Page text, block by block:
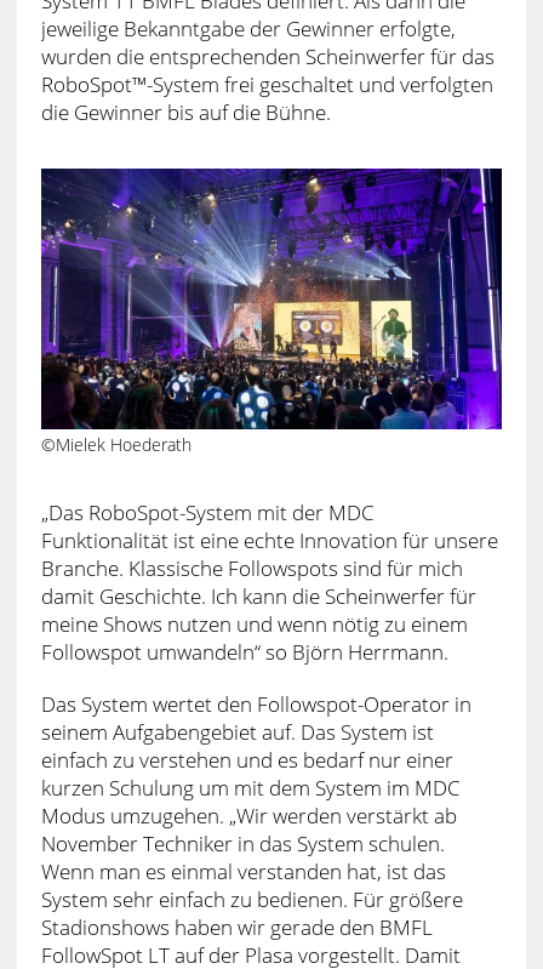
jeweilige Bekanntgabe der Gewinner erfolgte,
wurden die entsprechenden Scheinwerfer für das
RoboSpot™-System frei geschaltet und verfolgten
die Gewinner bis auf die Bühne.
©Mielek Hoederath
„Das RoboSpot-System mit der MDC
Funktionalität ist eine echte Innovation für unsere
Branche. Klassische Followspots sind für mich
damit Geschichte. Ich kann die Scheinwerfer für
meine Shows nutzen und wenn nötig zu einem
Followspot umwandeln“ so Björn Herrmann.
Das System wertet den Followspot-Operator in
seinem Aufgabengebiet auf. Das System ist
einfach zu verstehen und es bedarf nur einer
kurzen Schulung um mit dem System im MDC
Modus umzugehen. „Wir werden verstärkt ab
November Techniker in das System schulen.
Wenn man es einmal verstanden hat, ist das
System sehr einfach zu bedienen. Für größere
Stadionshows haben wir gerade den BMFL
FollowSpot LT auf der Plasa vorgestellt. Damit